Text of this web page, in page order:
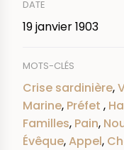
DATE
19 janvier 1903
MOTS-CLÉS
Crise sardinière,
Marine, Préfet ,
Familles, Pain,
Évêque,Appel,